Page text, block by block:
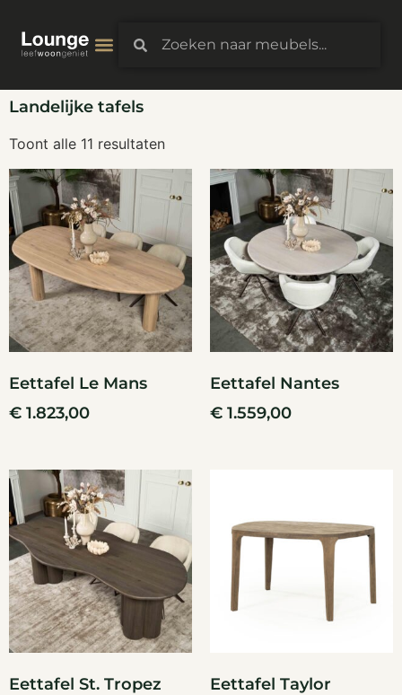
Landelijke tafels
Toont alle 11 resultaten
Eettafel Le Mans
€ 1.823,00
Eettafel Nantes
€ 1.559,00
Eettafel St. Tropez
Eettafel Taylor